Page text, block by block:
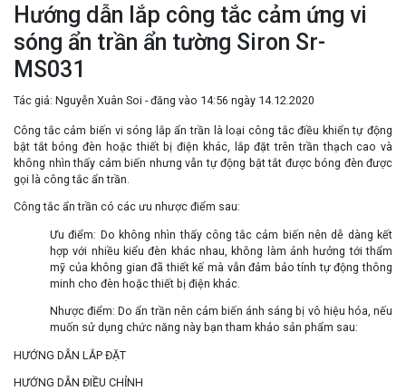
Hướng dẫn lắp công tắc cảm ứng vi
sóng ẩn trần ẩn tường Siron Sr-
MS031
Tác giả: Nguyễn Xuân Soi - đăng vào 14:56 ngày 14.12.2020
Công tắc cảm biến vi sóng lắp ẩn trần là loại công tắc điều khiển tự động
bật tắt bóng đèn hoặc thiết bị điện khác, lắp đặt trên trần thạch cao và
không nhìn thấy cảm biến nhưng vẫn tự động bật tắt được bóng đèn được
gọi là công tắc ẩn trần.
Công tắc ẩn trần có các ưu nhược điểm sau:
Ưu điểm: Do không nhìn thấy công tắc cảm biến nên dễ dàng kết
hợp với nhiều kiểu đèn khác nhau, không làm ảnh hưởng tới thẩm
mỹ của không gian đã thiết kế mà vẫn đảm bảo tính tự động thông
minh cho đèn hoặc thiết bị điện khác.
Nhược điểm: Do ẩn trần nên cảm biến ánh sáng bị vô hiệu hóa, nếu
muốn sử dụng chức năng này bạn tham khảo sản phẩm sau:
HƯỚNG DẪN LẮP ĐẶT
HƯỚNG DẪN ĐIỀU CHỈNH